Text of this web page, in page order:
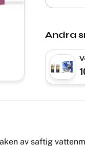
Andra
av saftig